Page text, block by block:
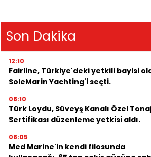
Son Dakika
12:10
Fairline, Türkiye'deki yetkili bayisi
SoleMarin Yachting'i seçti.
08:10
Türk Loydu, Süveyş Kanalı Özel
Sertifikası düzenleme yetkisi aldı.
08:05
Med Marine'in kendi filosunda